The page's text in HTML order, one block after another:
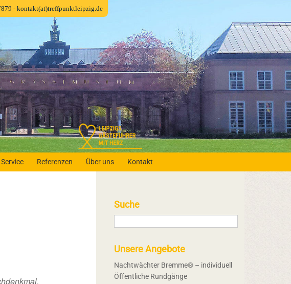
Service Referenzen Über uns Kontakt
Suche
Unsere Angebote
Nachtwächter Bremme® – individuell
Öffentliche Rundgänge
- kontakt(at)treffpunktleipzig.de